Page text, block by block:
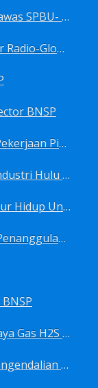
Sertifikasi Operator SPBU- Pengawas SPBU- Teknisi SPBU- Teknisi Service Station SPBU BNSP
Sertifikasi ORU-GMDSS (Operator Radio-Global Maritime Distress&Safety System) BNSP
BNSP
Sertifikasi Pelaksana Persiapan Pekerjaan Pims BNSP
Sertifikasi Pelatihan Intelijen di Industri Hulu Minyak dan Gas Bumi BNSP
Sertifikasi Pelatihan Penilaian Daur Hidup Untuk PROPER (Life Cycle Asssment) BNSP
Sertifikasi Pembekalan Personil Penanggulangan Pencemaran Tingkat On-Scene Commander (IMO Level 2) BNSP
Sertifikasi Penanggulangan Bahaya Gas H2S BNSP
Sertifikasi Penanggung Jawab Pengendalian Pencemaran Udara BNSP